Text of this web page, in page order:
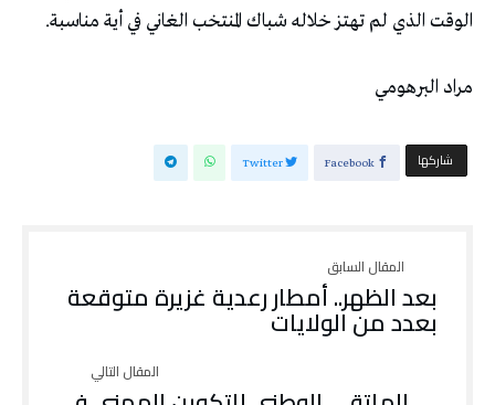
الوقت الذي لم تهتز خلاله شباك المنتخب الغاني في أية مناسبة.
مراد البرهومي
‫‫ شاركها‬ Facebook
Twitter
بعد الظهر.. أمطار رعدية غزيرة متوقعة
بعدد من الولايات